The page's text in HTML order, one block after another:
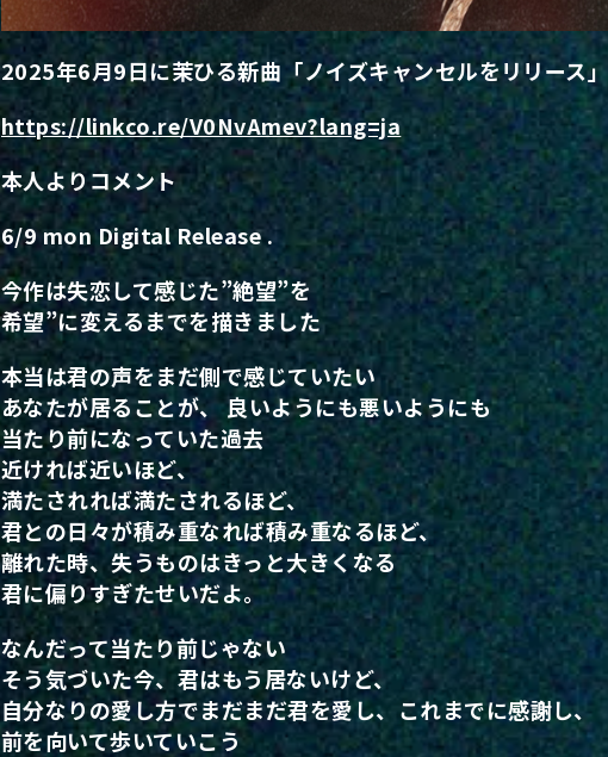
2025年6月9日に茉ひる新曲「ノイズキャンセルをリリース」
https://linkco.re/V0NvAmev?lang=ja
本人よりコメント
6/9 mon Digital Release .
今作は失恋して感じた”絶望”を
希望”に変えるまでを描きました
本当は君の声をまだ側で感じていたい
あなたが居ることが、 良いようにも悪いようにも
当たり前になっていた過去
近ければ近いほど、
満たされれば満たされるほど、
君との日々が積み重なれば積み重なるほど、
離れた時、失うものはきっと大きくなる
君に偏りすぎたせいだよ。
なんだって当たり前じゃない
そう気づいた今、君はもう居ないけど、
自分なりの愛し方でまだまだ君を愛し、これまでに感謝し、
前を向いて歩いていこう